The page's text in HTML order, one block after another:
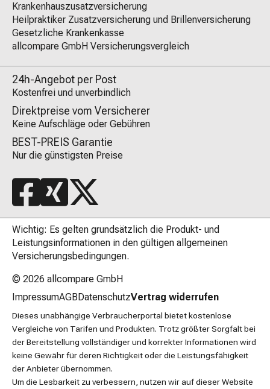
Krankenhauszusatzversicherung
Heilpraktiker Zusatzversicherung und Brillenversicherung
Gesetzliche Krankenkasse
allcompare GmbH Versicherungsvergleich
24h-Angebot per Post
Kostenfrei und unverbindlich
Direktpreise vom Versicherer
Keine Aufschläge oder Gebühren
BEST-PREIS Garantie
Nur die günstigsten Preise
Wichtig: Es gelten grundsätzlich die Produkt- und
Leistungsinformationen in den gültigen allgemeinen
Versicherungsbedingungen.
© 2026 allcompare GmbH
ImpressumAGB DatenschutzVertrag widerrufen
Dieses unabhängige Verbraucherportal bietet kostenlose
Vergleiche von Tarifen und Produkten. Trotz größter Sorgfalt bei
der Bereitstellung vollständiger und korrekter Informationen wird
keine Gewähr für deren Richtigkeit oder die Leistungsfähigkeit
der Anbieter übernommen.
Um die Lesbarkeit zu verbessern, nutzen wir auf dieser Website